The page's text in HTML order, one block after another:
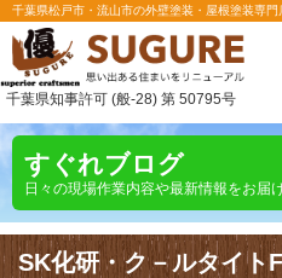
千葉県松戸市・流山市の外壁塗装・屋根塗装専門
千葉県知事許可 (般-28) 第 50795号
すぐれブログ
日々の現場作業内容や最新情報をお届
SK化研・ク－ルタイト